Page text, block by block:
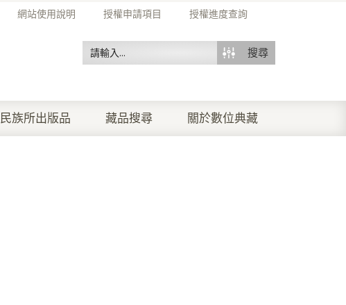
網站使用說明 授權申請項目 授權進度查詢
搜尋
民族所出版品 藏品搜尋 關於數位典藏